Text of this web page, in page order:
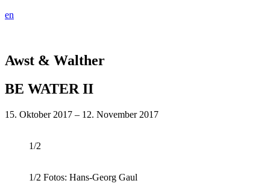
en
Awst & Walther
BE WATER II
15. Oktober 2017 – 12. November 2017
1/2
1/2 Fotos: Hans-Georg Gaul